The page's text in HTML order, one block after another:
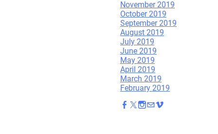
November 2019
October 2019
September 2019
August 2019
July 2019
June 2019
May 2019
April 2019
March 2019
February 2019